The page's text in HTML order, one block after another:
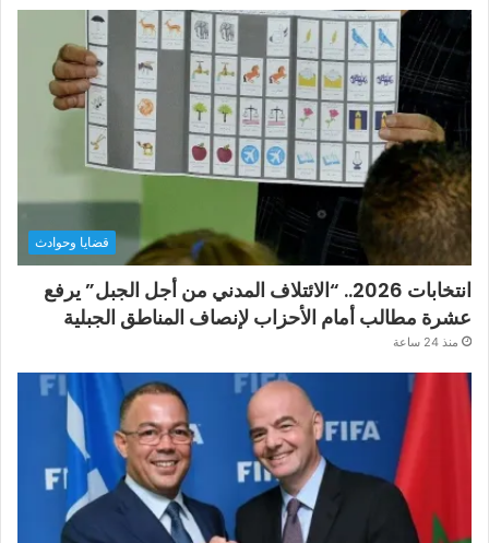
قضايا وحوادث
انتخابات 2026.. “الائتلاف المدني من أجل الجبل” يرفع
عشرة مطالب أمام الأحزاب لإنصاف المناطق الجبلية
منذ 24 ساعة